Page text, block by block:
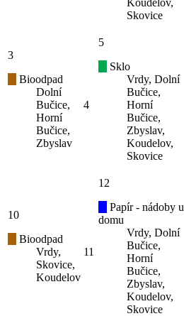
Skovice
3
Bioodpad
Dolní
Bučice,
Horní
Bučice,
Zbyslav
4
5
Sklo
Vrdy, Dolní
Bučice,
Horní
Bučice,
Zbyslav,
Koudelov,
Skovice
10
Bioodpad
Vrdy,
Skovice,
Koudelov
11
12
Papír - nádoby u
domu
Vrdy, Dolní
Bučice,
Horní
Bučice,
Zbyslav,
Koudelov,
Skovice